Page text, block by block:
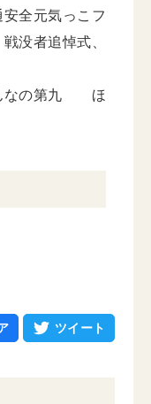
全元気っこフ
没者追悼式、
なの第九 ほ
ツイート